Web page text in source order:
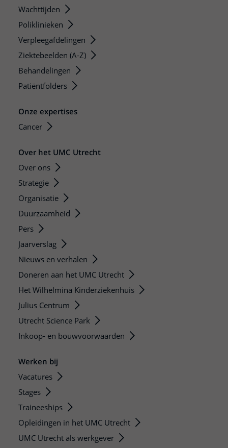
Wachttijden
Poliklinieken
Verpleegafdelingen
Ziektebeelden (A-Z)
Behandelingen
Patiëntfolders
Onze expertises
Cancer
Over het UMC Utrecht
Over ons
Strategie
Organisatie
Duurzaamheid
Pers
Jaarverslag
Nieuws en verhalen
Doneren aan het UMC Utrecht
Het Wilhelmina Kinderziekenhuis
Julius Centrum
Utrecht Science Park
Inkoop- en bouwvoorwaarden
Werken bij
Vacatures
Stages
Traineeships
Opleidingen in het UMC Utrecht
UMC Utrecht als werkgever